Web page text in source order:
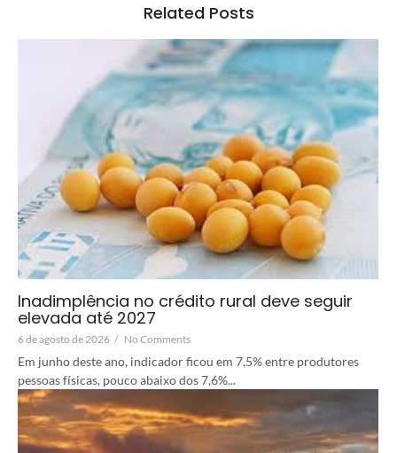
Related Posts
Inadimplência no crédito rural deve seguir
elevada até 2027
6 de agosto de 2026 / No Comments
Em junho deste ano, indicador ficou em 7,5% entre produtores
pessoas físicas, pouco abaixo dos 7,6%...